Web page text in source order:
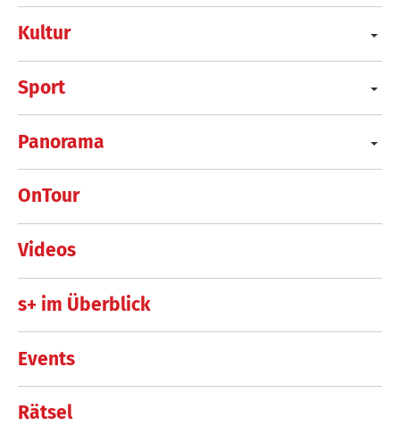
Kultur
Sport
Panorama
OnTour
Videos
s+ im Überblick
Events
Rätsel